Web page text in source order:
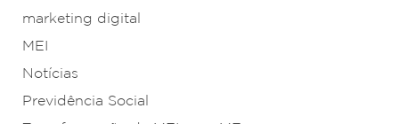
marketing digital
MEI
Notícias
Previdência Social